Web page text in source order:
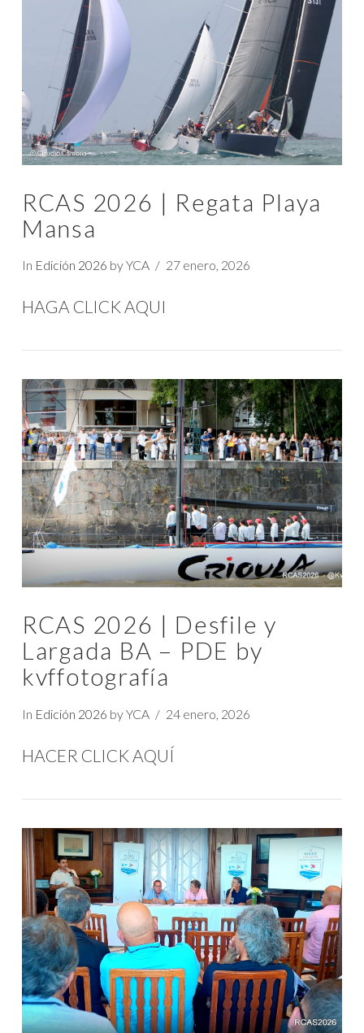
VIEW POST
VIEW POST
RCAS 2026 | Regata Playa
Mansa
In Edición 2026 by YCA 27 enero, 2026
HAGA CLICK AQUI
VIEW POST
RCAS 2026 | Desfile y
Largada BA – PDE by
kvffotografía
In Edición 2026 by YCA 24 enero, 2026
HACER CLICK AQUÍ